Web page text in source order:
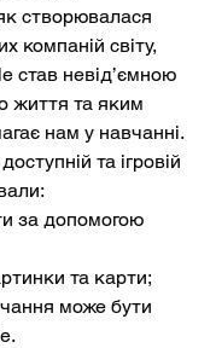
створювалася
компаній світу,
став невід’ємною
життя та яким
нам у навчанні.
та ігровій
за допомогою
та карти;
може бути